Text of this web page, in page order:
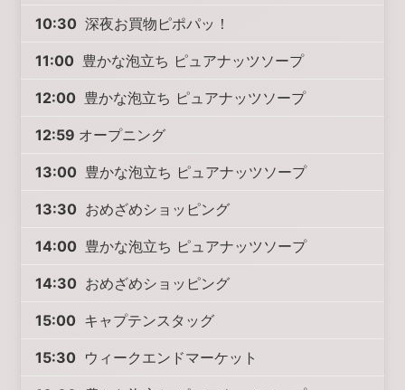
10:30 深夜お買物ピポパッ！
11:00 豊かな泡立ち ピュアナッツソープ
12:00 豊かな泡立ち ピュアナッツソープ
12:59 オープニング
13:00 豊かな泡立ち ピュアナッツソープ
13:30 おめざめショッピング
14:00 豊かな泡立ち ピュアナッツソープ
14:30 おめざめショッピング
15:00 キャプテンスタッグ
15:30 ウィークエンドマーケット